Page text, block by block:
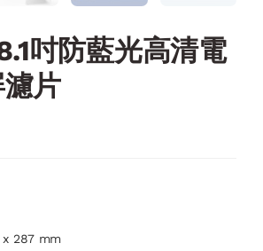
吋防藍光高清電
片
x 287 mm